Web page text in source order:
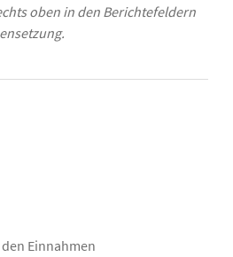
oben in den Berichtefeldern
Einnahmen